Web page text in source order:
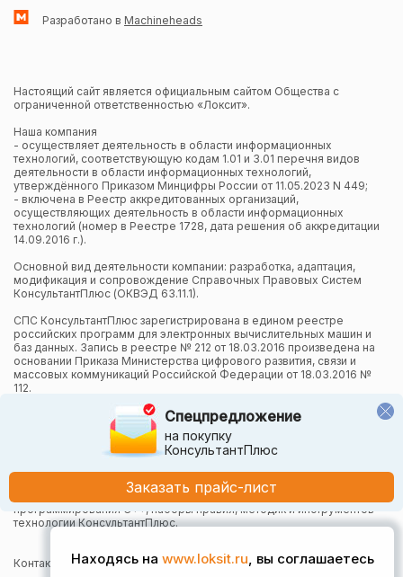
Находясь на www.loksit.ru, вы соглашаетесь
Разработано в Machineheads
Настоящий сайт является официальным сайтом Общества с
ограниченной ответственностью «Локсит».
Наша компания
- осуществляет деятельность в области информационных
технологий, соответствующую кодам 1.01 и 3.01 перечня видов
деятельности в области информационных технологий,
утверждённого Приказом Минцифры России от 11.05.2023 N 449;
- включена в Реестр аккредитованных организаций,
осуществляющих деятельность в области информационных
технологий (номер в Реестре 1728, дата решения об аккредитации
14.09.2016 г.).
Основной вид деятельности компании: разработка, адаптация,
модификация и сопровождение Справочных Правовых Систем
КонсультантПлюс (ОКВЭД 63.11.1).
СПС КонсультантПлюс зарегистрирована в едином реестре
российских программ для электронных вычислительных машин и
баз данных. Запись в реестре № 212 от 18.03.2016 произведена на
основании Приказа Министерства цифрового развития, связи и
массовых коммуникаций Российской Федерации от 18.03.2016 №
112.
Компания осуществляет также и другие виды деятельности в
области информационных технологий.
Компания в рамках осуществления деятельности в области
информационных технологий (адаптация и модификация Систем
КонсультантПлюс) использует язык программирования Python,
СУБД, относящуюся к классу NoSQL-систем на языке
программирования C++, наборы правил, методик и инструментов
технологии КонсультантПлюс.
Контактная информация:
Спецпредложение
на покупку
КонсультантПлюс
Заказать прайс-лист